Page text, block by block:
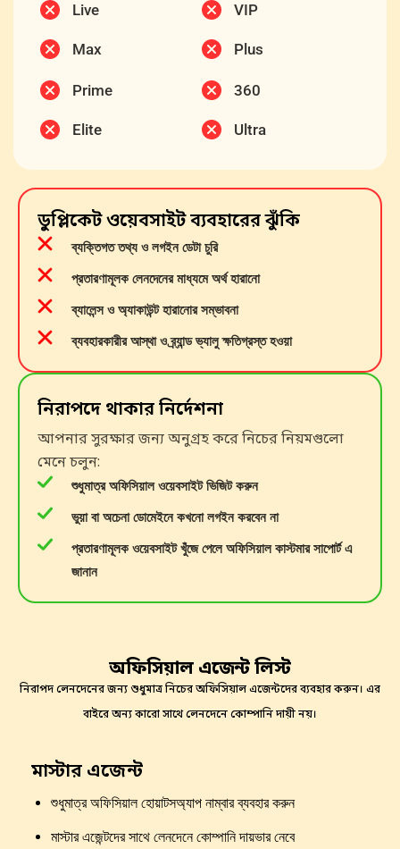
Live
Max
VIP
Plus
Prime
Elite
360
Ultra
ডুপ্লিকেট ওয়েবসাইট ব্যবহারের ঝুঁকি
ব্যক্তিগত তথ্য ও লগইন ডেটা চুরি
প্রতারণামূলক লেনদেনের মাধ্যমে অর্থ হারানো
ব্যালেন্স ও অ্যাকাউন্ট হারানোর সম্ভাবনা
ব্যবহারকারীর আস্থা ও ব্র্যান্ড ভ্যালু ক্ষতিগ্রস্ত হওয়া
নিরাপদে থাকার নির্দেশনা
আপনার সুরক্ষার জন্য অনুগ্রহ করে নিচের নিয়মগুলো
মেনে চলুন:
শুধুমাত্র অফিসিয়াল ওয়েবসাইট ভিজিট করুন
ভুয়া বা অচেনা ডোমেইনে কখনো লগইন করবেন না
প্রতারণামূলক ওয়েবসাইট খুঁজে পেলে অফিসিয়াল কাস্টমার সাপোর্ট এ
জানান
অফিসিয়াল এজেন্ট লিস্ট
নিরাপদ লেনদেনের জন্য শুধুমাত্র নিচের অফিসিয়াল এজেন্টদের ব্যবহার করুন। এর
বাইরে অন্য কারো সাথে লেনদেনে কোম্পানি দায়ী নয়।
মাস্টার এজেন্ট
শুধুমাত্র অফিসিয়াল হোয়াটসঅ্যাপ নাম্বার ব্যবহার করুন
মাস্টার এজেন্টদের সাথে লেনদেনে কোম্পানি দায়ভার নেবে